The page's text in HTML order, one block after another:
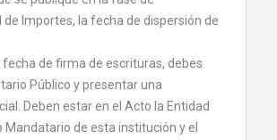
de Importes, la fecha de dispersión de
fecha de firma de escrituras, debes
Público y presentar una
Deben estar en el Acto la Entidad
Mandatario de esta institución y el